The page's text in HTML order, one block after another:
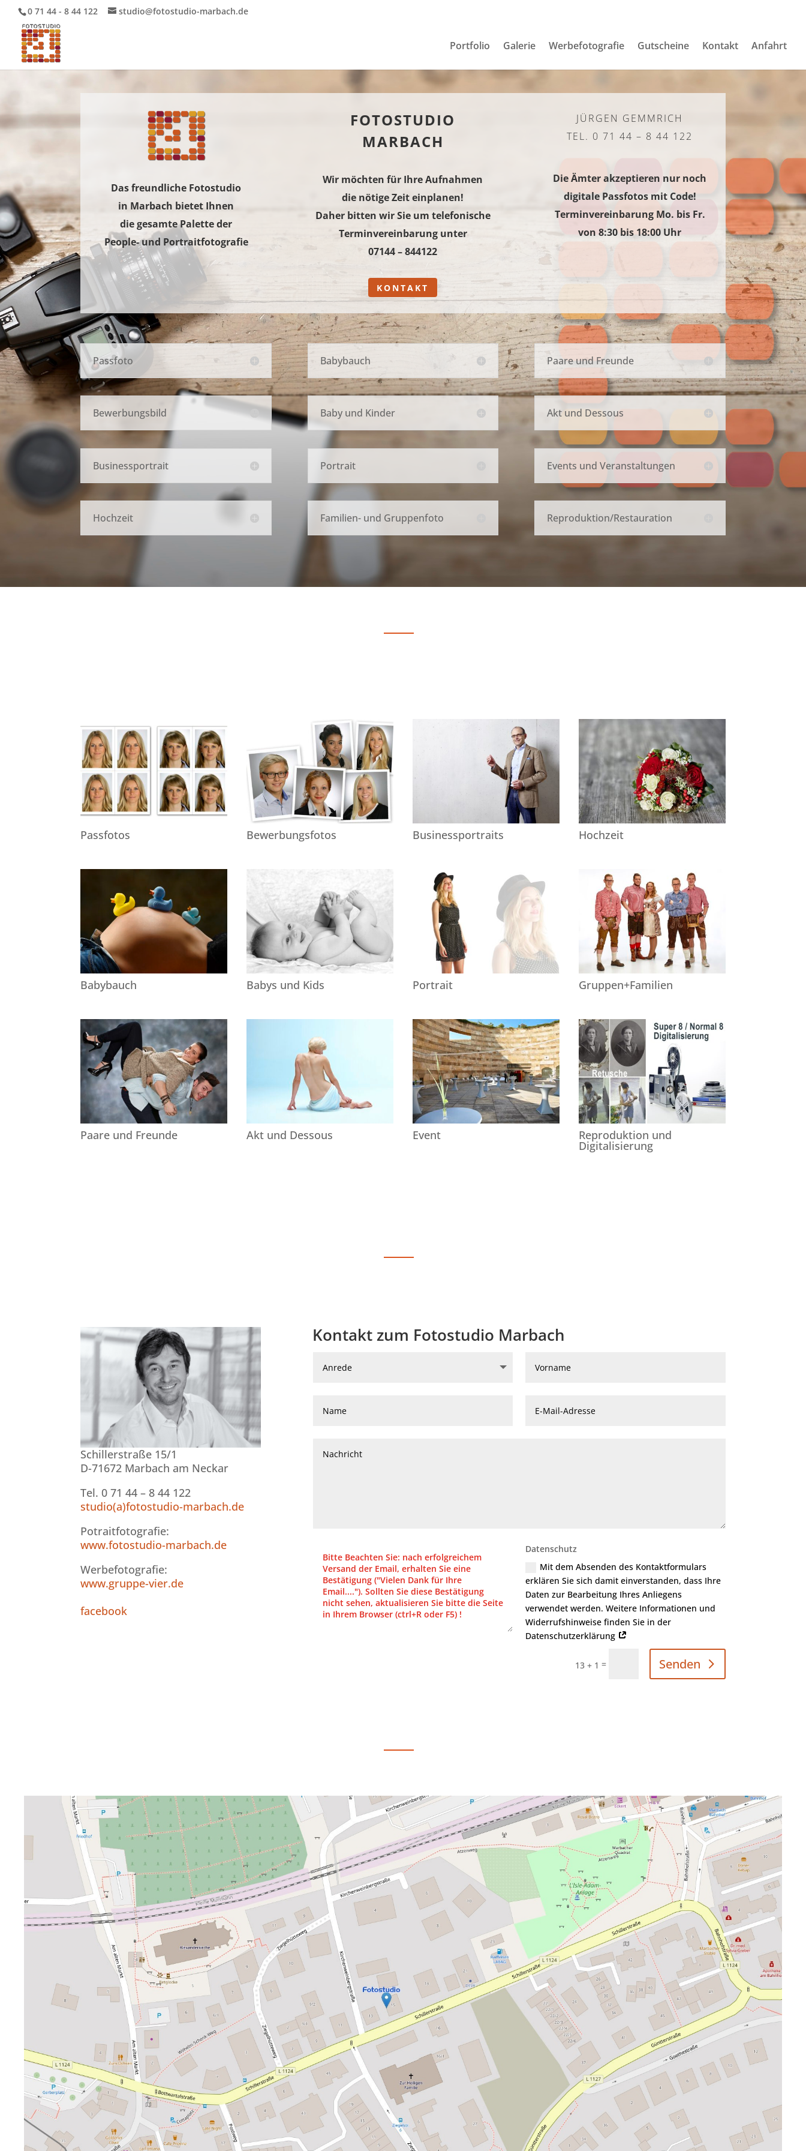
0 71 44 - 8 44 122 studio@fotostudio-marbach.de
Portfolio Galerie Werbefotografie Gutscheine Kontakt Anfahrt
Das freundliche Fotostudio
in Marbach bietet Ihnen
die gesamte Palette der
People- und Portraitfotografie
FOTOSTUDIO
MARBACH
Wir möchten für Ihre Aufnahmen
die nötige Zeit einplanen!
Daher bitten wir Sie um telefonische
Terminvereinbarung unter
07144 – 844122
KONTAKT
JÜRGEN GEMMRICH
TEL. 0 71 44 – 8 44 122
Die Ämter akzeptieren nur noch
digitale Passfotos mit Code!
Terminvereinbarung Mo. bis Fr.
von 8:30 bis 18:00 Uhr
Passfoto
Bewerbungsbild
Businessportrait
Hochzeit
Babybauch
Baby und Kinder
Portrait
Familien- und Gruppenfoto
Paare und Freunde
Akt und Dessous
Events und Veranstaltungen
Reproduktion/Restauration
Passfotos
Babybauch
Paare und Freunde
Bewerbungsfotos
Babys und Kids
Akt und Dessous
Businessportraits
Portrait
Event
Hochzeit
Gruppen+Familien
Reproduktion und
Digitalisierung
Schillerstraße 15/1
D-71672 Marbach am Neckar
Tel. 0 71 44 – 8 44 122
studio(a)fotostudio-marbach.de
Potraitfotografie:
www.fotostudio-marbach.de
Werbefotografie:
www.gruppe-vier.de
facebook
Kontakt zum Fotostudio Marbach
Datenschutz
Mit dem Absenden des Kontaktformulars
erklären Sie sich damit einverstanden, dass Ihre
Daten zur Bearbeitung Ihres Anliegens
verwendet werden. Weitere Informationen und
Widerrufshinweise finden Sie in der
Datenschutzerklärung
13 + 1 = Senden